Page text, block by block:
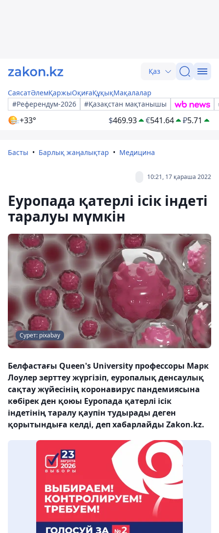
Қаз
СаясатӘлемҚаржыОқиғаҚұқықМақалалар
#Референдум-2026
#Қазақстан мақтанышы
+33° $469.93 €541.64 ₽5.71
Басты Барлық жаңалықтар Медицина
10:21, 17 қараша 2022
Еуропада қатерлі ісік індеті
таралуы мүмкін
Сурет: pixabay
Белфастағы Queen's University профессоры Марк
Лоулер зерттеу жүргізіп, еуропалық денсаулық
сақтау жүйесінің коронавирус пандемиясына
көбірек ден қоюы Еуропада қатерлі ісік
індетінің таралу қаупін тудырады деген
қорытындыға келді, деп хабарлайды Zakon.kz.